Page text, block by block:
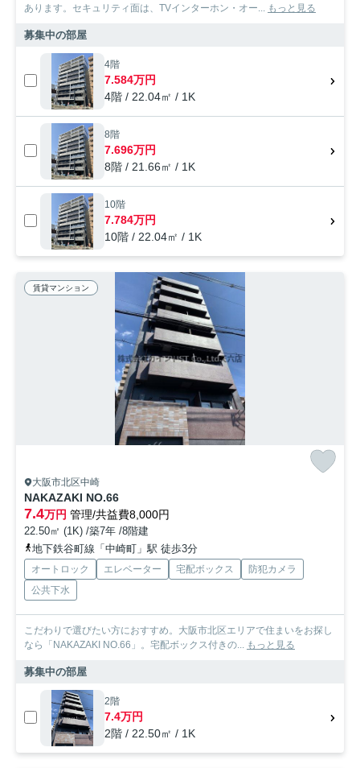
あります。セキュリティ面は、TVインターホン・オー... もっと見る
募集中の部屋
4階
7.584万円
4階 / 22.04㎡ / 1K
8階
7.696万円
8階 / 21.66㎡ / 1K
10階
7.784万円
10階 / 22.04㎡ / 1K
賃貸マンション
大阪市北区中崎
NAKAZAKI NO.66
7.4万円 管理/共益費8,000円
22.50㎡ (1K) /築7年 /8階建
地下鉄谷町線「中崎町」駅 徒歩3分
オートロック エレベーター 宅配ボックス
防犯カメラ
公共下水
こだわりで選びたい方におすすめ。大阪市北区エリアで住まいをお探し
なら「NAKAZAKI NO.66」。宅配ボックス付きの... もっと見る
募集中の部屋
2階
7.4万円
2階 / 22.50㎡ / 1K